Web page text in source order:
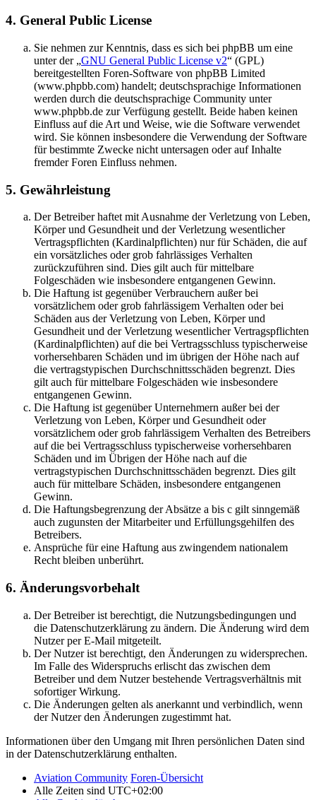
4. General Public License
Sie nehmen zur Kenntnis, dass es sich bei phpBB um eine
unter der „GNU General Public License v2“ (GPL)
bereitgestellten Foren-Software von phpBB Limited
(www.phpbb.com) handelt; deutschsprachige Informationen
werden durch die deutschsprachige Community unter
www.phpbb.de zur Verfügung gestellt. Beide haben keinen
Einfluss auf die Art und Weise, wie die Software verwendet
wird. Sie können insbesondere die Verwendung der Software
für bestimmte Zwecke nicht untersagen oder auf Inhalte
fremder Foren Einfluss nehmen.
5. Gewährleistung
Der Betreiber haftet mit Ausnahme der Verletzung von Leben,
Körper und Gesundheit und der Verletzung wesentlicher
Vertragspflichten (Kardinalpflichten) nur für Schäden, die auf
ein vorsätzliches oder grob fahrlässiges Verhalten
zurückzuführen sind. Dies gilt auch für mittelbare
Folgeschäden wie insbesondere entgangenen Gewinn.
Die Haftung ist gegenüber Verbrauchern außer bei
vorsätzlichem oder grob fahrlässigem Verhalten oder bei
Schäden aus der Verletzung von Leben, Körper und
Gesundheit und der Verletzung wesentlicher Vertragspflichten
(Kardinalpflichten) auf die bei Vertragsschluss typischerweise
vorhersehbaren Schäden und im übrigen der Höhe nach auf
die vertragstypischen Durchschnittsschäden begrenzt. Dies
gilt auch für mittelbare Folgeschäden wie insbesondere
entgangenen Gewinn.
Die Haftung ist gegenüber Unternehmern außer bei der
Verletzung von Leben, Körper und Gesundheit oder
vorsätzlichem oder grob fahrlässigem Verhalten des Betreibers
auf die bei Vertragsschluss typischerweise vorhersehbaren
Schäden und im Übrigen der Höhe nach auf die
vertragstypischen Durchschnittsschäden begrenzt. Dies gilt
auch für mittelbare Schäden, insbesondere entgangenen
Gewinn.
Die Haftungsbegrenzung der Absätze a bis c gilt sinngemäß
auch zugunsten der Mitarbeiter und Erfüllungsgehilfen des
Betreibers.
Ansprüche für eine Haftung aus zwingendem nationalem
Recht bleiben unberührt.
6. Änderungsvorbehalt
Der Betreiber ist berechtigt, die Nutzungsbedingungen und
die Datenschutzerklärung zu ändern. Die Änderung wird dem
Nutzer per E-Mail mitgeteilt.
Der Nutzer ist berechtigt, den Änderungen zu widersprechen.
Im Falle des Widerspruchs erlischt das zwischen dem
Betreiber und dem Nutzer bestehende Vertragsverhältnis mit
sofortiger Wirkung.
Die Änderungen gelten als anerkannt und verbindlich, wenn
der Nutzer den Änderungen zugestimmt hat.
Informationen über den Umgang mit Ihren persönlichen Daten sind
in der Datenschutzerklärung enthalten.
Aviation Community Foren-Übersicht
Alle Zeiten sind UTC+02:00